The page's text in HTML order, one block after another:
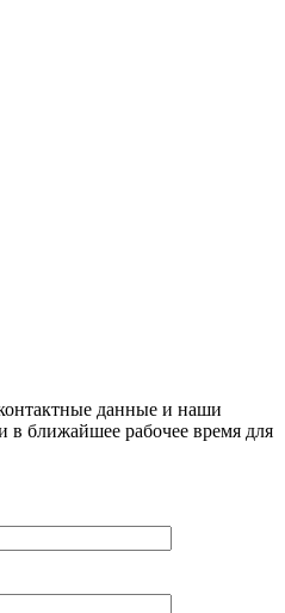
данные и наши
в ближайшее рабочее время для